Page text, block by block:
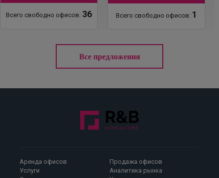
Всего свободно офисов: 36 Всего свободно офисов: 1
Все предложения
Аренда офисов
Продажа офисов
Услуги
Аналитика рынка